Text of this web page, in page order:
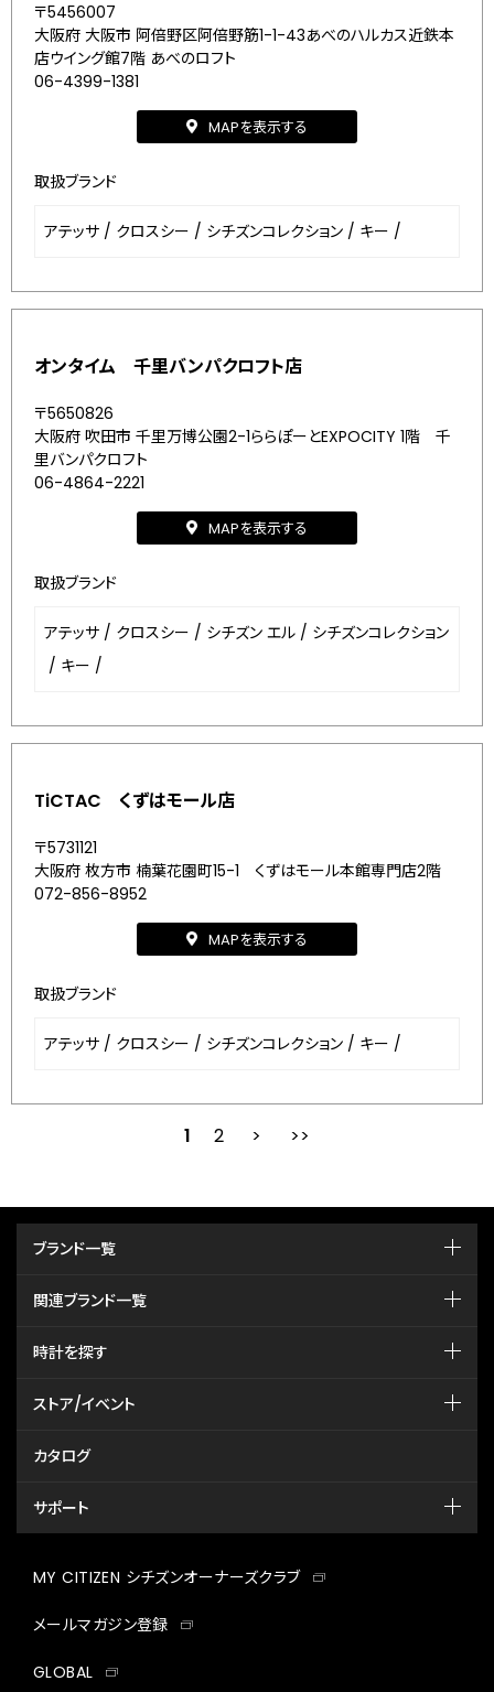
〒5456007
大阪府 大阪市 阿倍野区阿倍野筋1-1-43あべのハルカス近鉄本
店ウイング館7階 あべのロフト
06-4399-1381
MAPを表示する
取扱ブランド
アテッサ / クロスシー / シチズンコレクション / キー /
オンタイム 千里バンパクロフト店
〒5650826
大阪府 吹田市 千里万博公園2-1ららぽーとEXPOCITY 1階 千
里バンパクロフト
06-4864-2221
MAPを表示する
取扱ブランド
アテッサ / クロスシー / シチズン エル / シチズンコレクション
/ キー /
TiCTAC くずはモール店
〒5731121
大阪府 枚方市 楠葉花園町15-1 くずはモール本館専門店2階
072-856-8952
MAPを表示する
取扱ブランド
アテッサ / クロスシー / シチズンコレクション / キー /
1 2
ブランド一覧
関連ブランド一覧
時計を探す
ストア/イベント
カタログ
サポート
MY CITIZEN シチズンオーナーズクラブ
メールマガジン登録
GLOBAL